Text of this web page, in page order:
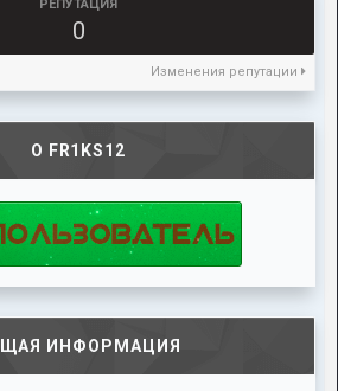
РЕПУТАЦИЯ
0
Изменения репутации
О FR1KS12
ИНФОРМАЦИЯ